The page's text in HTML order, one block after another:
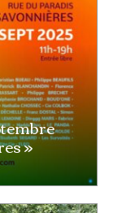
»